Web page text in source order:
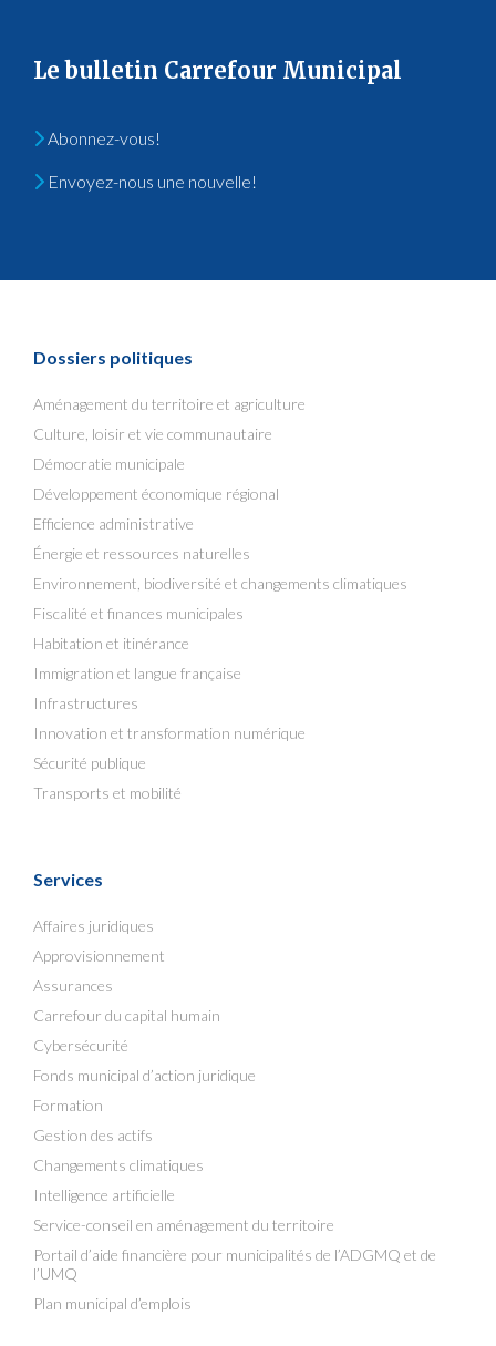
Le bulletin Carrefour Municipal
Abonnez-vous!
Envoyez-nous une nouvelle!
Dossiers politiques
Aménagement du territoire et agriculture
Culture, loisir et vie communautaire
Démocratie municipale
Développement économique régional
Efficience administrative
Énergie et ressources naturelles
Environnement, biodiversité et changements climatiques
Fiscalité et finances municipales
Habitation et itinérance
Immigration et langue française
Infrastructures
Innovation et transformation numérique
Sécurité publique
Transports et mobilité
Services
Affaires juridiques
Approvisionnement
Assurances
Carrefour du capital humain
Cybersécurité
Fonds municipal d’action juridique
Formation
Gestion des actifs
Changements climatiques
Intelligence artificielle
Service-conseil en aménagement du territoire
Portail d’aide financière pour municipalités de l’ADGMQ et de
l’UMQ
Plan municipal d’emplois